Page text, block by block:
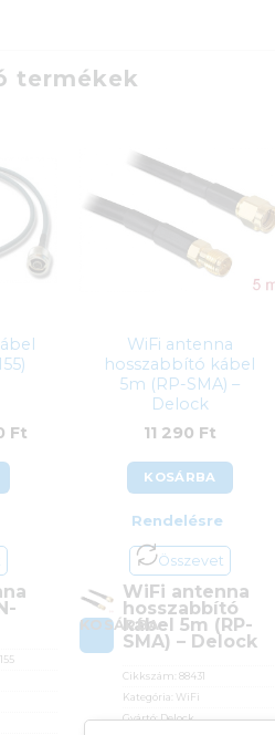
termékek
Ft
WiFi antenna
hosszabbító kábel
5m (RP-SMA) –
Delock
11 290 Ft
KOSÁRBA
Rendelésre
Összevet
KOSÁRBA
WiFi antenna
hosszabbító
kábel 5m (RP-
SMA) – Delock
Cikkszám: 88431
Kategória: WiFi
Gyártó:Delock